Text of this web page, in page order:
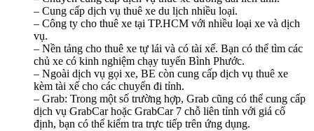
– Cung cấp dịch vụ thuê xe du lịch nhiều loại.
– Công ty cho thuê xe tại TP.HCM với nhiều loại xe và dịch
vụ.
– Nền tảng cho thuê xe tự lái và có tài xế. Bạn có thể tìm các
chủ xe có kinh nghiệm chạy tuyến Bình Phước.
– Ngoài dịch vụ gọi xe, BE còn cung cấp dịch vụ thuê xe
kèm tài xế cho các chuyến đi tỉnh.
– Grab: Trong một số trường hợp, Grab cũng có thể cung cấp
dịch vụ GrabCar hoặc GrabCar 7 chỗ liên tỉnh với giá cố
định, bạn có thể kiểm tra trực tiếp trên ứng dụng.